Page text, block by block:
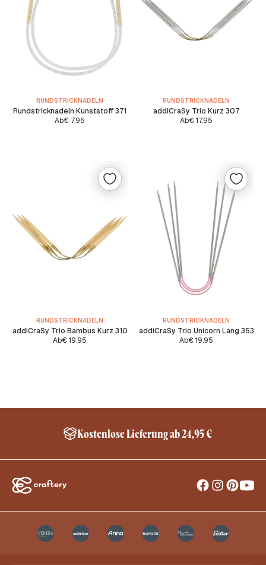
RUNDSTRICKNADELN
Rundstricknadeln Kunststoff 371
Ab€ 7.95
RUNDSTRICKNADELN
addiCraSy Trio Kurz 307
Ab€17.95
RUNDSTRICKNADELN
addiCraSy Trio Bambus Kurz 310
Ab€19.95
RUNDSTRICKNADELN
addiCraSy Trio Unicorn Lang 353
Ab€19.95
Kostenlose Lieferung ab 24,95 €